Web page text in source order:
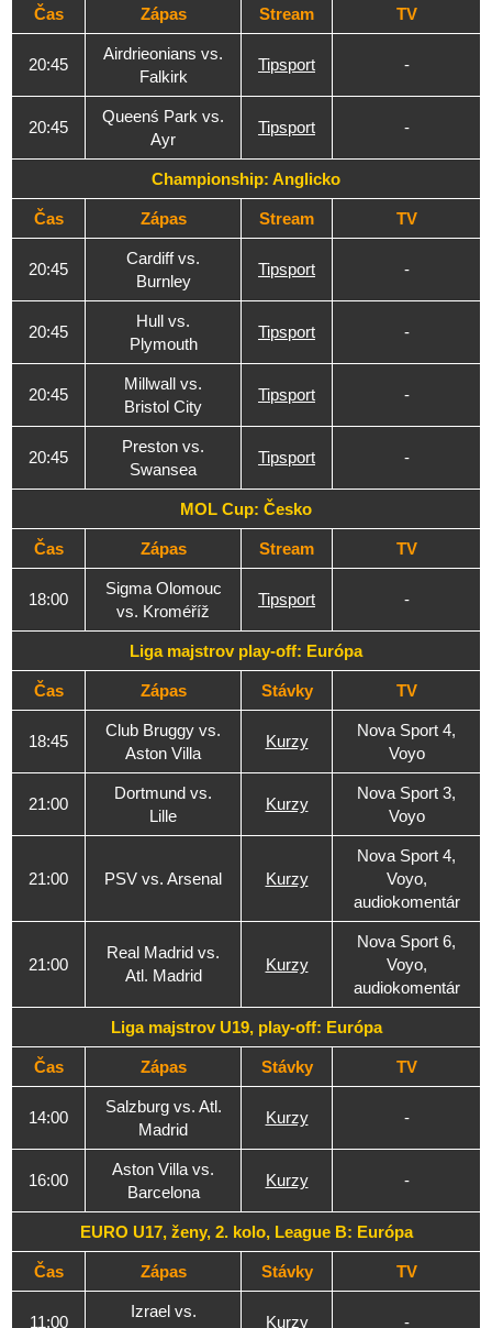
Čas Zápas Stream TV
20:45
Airdrieonians vs.
Falkirk
Tipsport -
20:45
Queenś Park vs.
Ayr
Tipsport -
Championship: Anglicko
Čas Zápas Stream TV
20:45
Cardiff vs.
Burnley
Tipsport -
20:45
Hull vs.
Plymouth
Tipsport -
20:45
Millwall vs.
Bristol City
Tipsport -
20:45
Preston vs.
Swansea
Tipsport -
MOL Cup: Česko
Čas Zápas Stream TV
18:00
Sigma Olomouc
vs. Kroméříž
Tipsport -
Liga majstrov play-off: Európa
Čas Zápas Stávky TV
18:45
Club Bruggy vs.
Aston Villa
Kurzy
Nova Sport 4,
Voyo
21:00
Dortmund vs.
Lille
Kurzy
Nova Sport 3,
Voyo
21:00 PSV vs. Arsenal Kurzy
Nova Sport 4,
Voyo,
audiokomentár
21:00
Real Madrid vs.
Atl. Madrid
Kurzy
Nova Sport 6,
Voyo,
audiokomentár
Liga majstrov U19, play-off: Európa
Čas Zápas Stávky TV
14:00
Salzburg vs. Atl.
Madrid
Kurzy -
16:00
Aston Villa vs.
Barcelona
Kurzy -
EURO U17, ženy, 2. kolo, League B: Európa
Čas Zápas Stávky TV
11:00
Izrael vs.
Kurzy -